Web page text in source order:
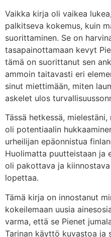
Vaikka kirja oli vaikea
palkitseva kokemus, kuin
suorittaminen. Se on
tasapainottamaan kevyt
tämä on suorittanut sen
ammoin taitavasti eri
sinut miettimään, miten
askelet ulos
Tässä hetkessä,
oli potentiaalin
urheilijan epäonnistua
Huolimatta puutteistaan ja
oli pakottava ja
lopettaa.
Tämä kirja on innostanut
kokeilemaan uusia
varma, että se Pienet
Tarinan käyttö kuvastoa ja